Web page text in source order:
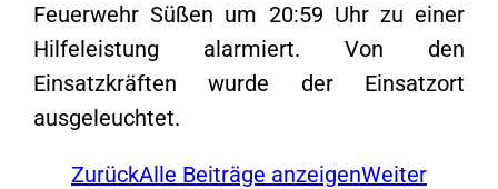
Feuerwehr Süßen um 20:59 Uhr zu einer
Hilfeleistung alarmiert. Von den
Einsatzkräften wurde der Einsatzort
ausgeleuchtet.
ZurückAlle Beiträge anzeigenWeiter